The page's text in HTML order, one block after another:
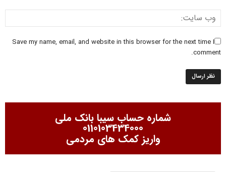
Save my name, email, and website in this browser for the next time I
comment.
شماره حساب سیبا بانک ملی
0110103434000
واریز کمک های مردمی